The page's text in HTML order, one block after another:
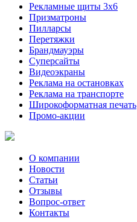
Рекламные щиты 3х6
Призматроны
Пилларсы
Перетяжки
Брандмауэры
Суперсайты
Видеоэкраны
Реклама на остановках
Реклама на транспорте
Широкоформатная печать
Промо-акции
О компании
Новости
Статьи
Отзывы
Вопрос-ответ
Контакты